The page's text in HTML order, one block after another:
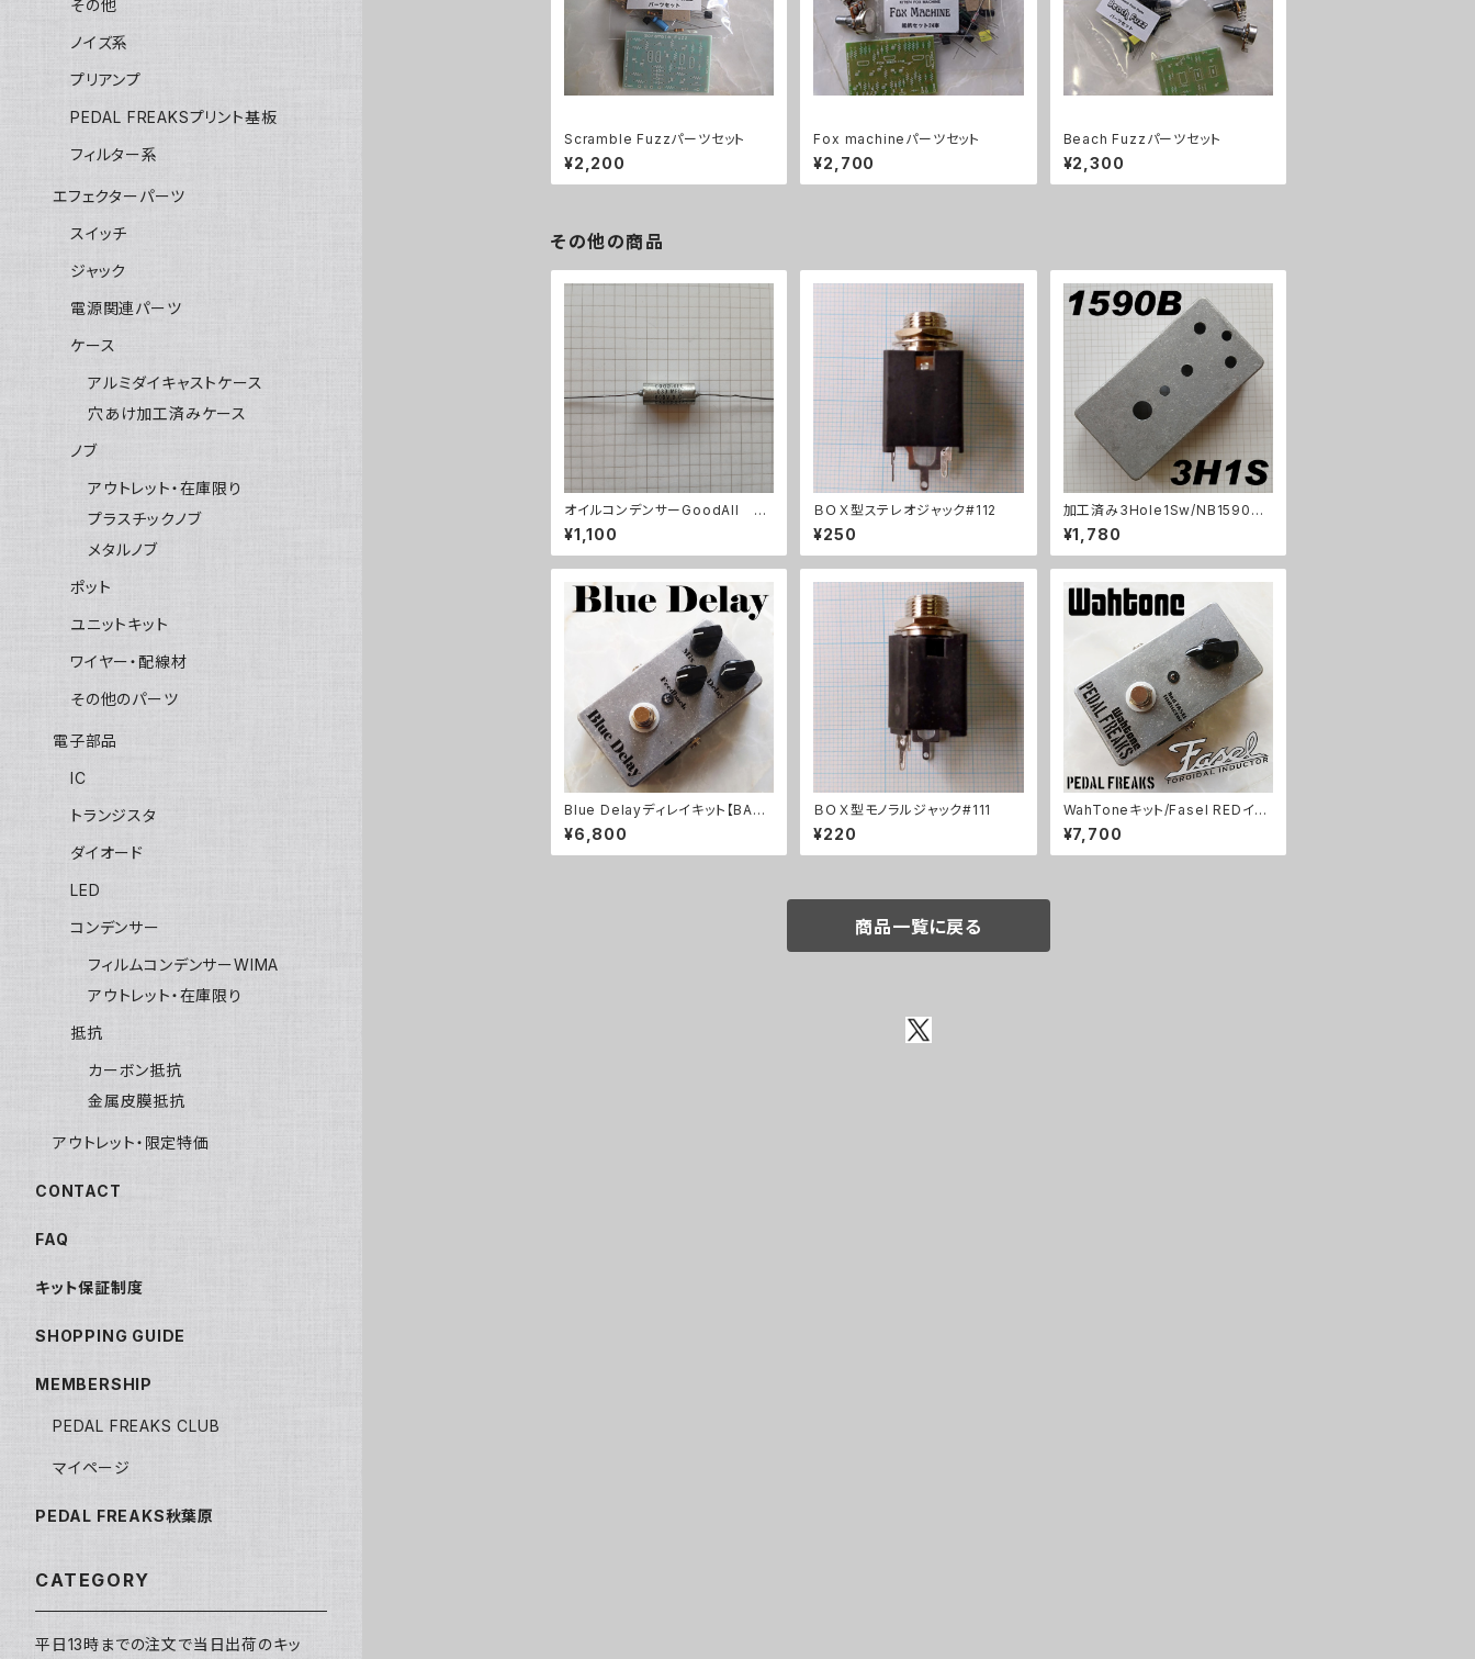
Scramble Fuzzパーツセット
¥2,200
Fox machineパーツセット
¥2,700
Beach Fuzzパーツセット
¥2,300
その他の商品
オイルコンデンサーGoodAll 0.
033uF【在庫限り】
¥1,100
ＢＯＸ型ステレオジャック#112
¥250
加工済み3Hole1Sw/NB1590B
（112x61x32mm）アルミダイキャ
ストケース
¥1,780
Blue Delayディレイキット【BASI
C KIT】
¥6,800
ＢＯＸ型モノラルジャック#111
¥220
WahToneキット/Fasel REDイン
ダクター仕様【PEDAL FREAKS 】
¥7,700
商品一覧に戻る
その他
ノイズ系
プリアンプ
PEDAL FREAKSプリント基板
フィルター系
エフェクターパーツ
スイッチ
ジャック
電源関連パーツ
ケース
アルミダイキャストケース
穴あけ加工済みケース
ノブ
アウトレット・在庫限り
プラスチックノブ
メタルノブ
ポット
ユニットキット
ワイヤー・配線材
その他のパーツ
電子部品
IC
トランジスタ
ダイオード
LED
コンデンサー
フィルムコンデンサーWIMA
アウトレット・在庫限り
抵抗
カーボン抵抗
金属皮膜抵抗
アウトレット・限定特価
CONTACT
FAQ
キット保証制度
SHOPPING GUIDE
MEMBERSHIP
PEDAL FREAKS CLUB
マイページ
PEDAL FREAKS秋葉原
CATEGORY
平日13時までの注文で当日出荷のキッ